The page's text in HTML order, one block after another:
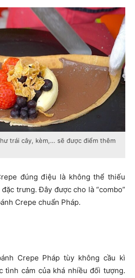
trái cây, kèm,… sẽ được điểm thêm
đúng điệu là không thể thiếu
trưng. Đây được cho là “combo”
Crepe chuẩn Pháp.
Crepe Pháp tùy không cầu kì
tình cảm của khá nhiều đối tượng.